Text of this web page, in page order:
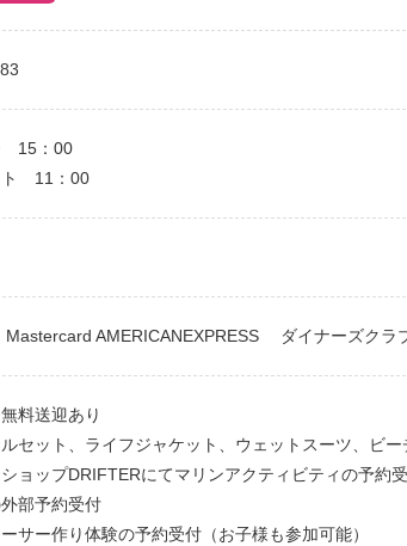
15：00
ト 11：00
AMERICANEXPRESS ダイナーズクラ
料送迎あり
ルセット、ライフジャケット、ウェットスーツ、ビ
ショップDRIFTERにてマリンアクティビティの予約
部予約受付
サー作り体験の予約受付（お子様も参加可能）